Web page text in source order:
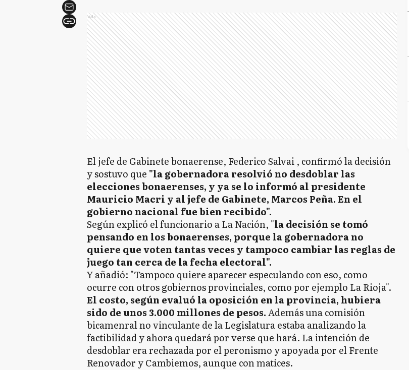
Ads
El jefe de Gabinete bonaerense, Federico Salvai , confirmó la decisión
y sostuvo que "la gobernadora resolvió no desdoblar las
elecciones bonaerenses, y ya se lo informó al presidente
Mauricio Macri y al jefe de Gabinete, Marcos Peña. En el
gobierno nacional fue bien recibido".
Según explicó el funcionario a La Nación, "la decisión se tomó
pensando en los bonaerenses, porque la gobernadora no
quiere que voten tantas veces y tampoco cambiar las reglas de
juego tan cerca de la fecha electoral".
Y añadió: "Tampoco quiere aparecer especulando con eso, como
ocurre con otros gobiernos provinciales, como por ejemplo La Rioja".
El costo, según evaluó la oposición en la provincia, hubiera
sido de unos 3.000 millones de pesos.Además una comisión
bicamenral no vinculante de la Legislatura estaba analizando la
factibilidad y ahora quedará por verse que hará. La intención de
desdoblar era rechazada por el peronismo y apoyada por el Frente
Renovador y Cambiemos, aunque con matices.